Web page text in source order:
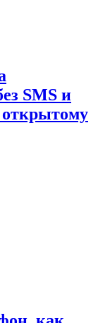
SMS и
открытому